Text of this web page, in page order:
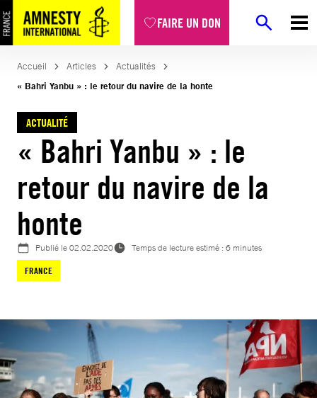
FAIRE UN DON
Aller
au
contenu
Accueil Articles
Actualités
« Bahri Yanbu » : le retour du navire de la honte
ACTUALITÉ
« Bahri Yanbu » : le
retour du navire de la
honte
Publié le02.02.2020
Temps de lecture estimé : 6 minutes
FRANCE